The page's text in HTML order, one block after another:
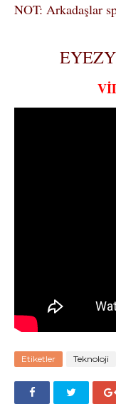
NOT: Arkadaşlar
Etiketler Teknoloji